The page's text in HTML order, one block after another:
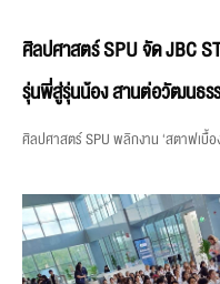
ศิลปศาสตร์ SPU จัด JBC
รุ่นพี่สู่รุ่นน้อง สานต่อวัฒนธร
ศิลปศาสตร์ SPU พลิกงาน ‘สตาฟเบื้